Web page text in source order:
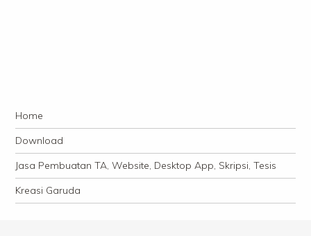
Navigation
Skip to content
Home
Download
Jasa Pembuatan TA, Website, Desktop App, Skripsi, Tesis
Kreasi Garuda